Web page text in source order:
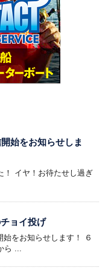
始をお知らせしま
！ イヤ！お待たせし過ぎ
ョイ投げ
をお知らせします！ ６
ら ...